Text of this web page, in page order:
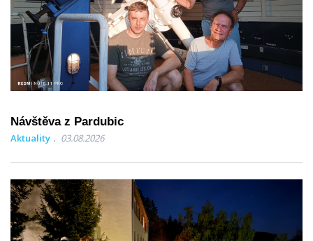
Návštěva z Pardubic
Aktuality 03.08.2026